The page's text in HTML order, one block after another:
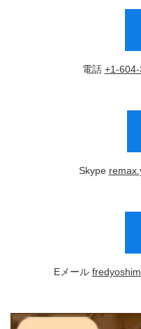
電話 +1-
Skype
Eメール